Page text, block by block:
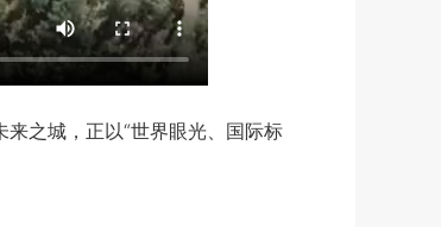
之城，正以“世界眼光、国际标